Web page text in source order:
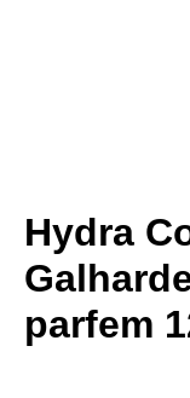
Hydra
parfem